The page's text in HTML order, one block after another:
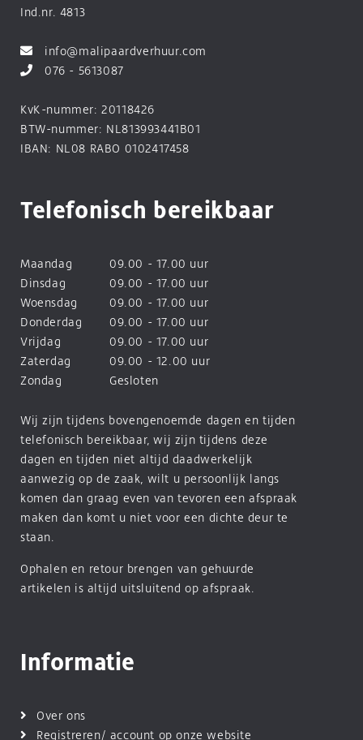
Ind.nr. 4813
info@malipaardverhuur.com
076 - 5613087
KvK-nummer: 20118426
BTW-nummer: NL813993441B01
IBAN: NL08 RABO 0102417458
Telefonisch bereikbaar
Maandag
09.00 - 17.00 uur
Dinsdag
09.00 - 17.00 uur
Woensdag
09.00 - 17.00 uur
Donderdag
09.00 - 17.00 uur
Vrijdag
09.00 - 17.00 uur
Zaterdag
09.00 - 12.00 uur
Zondag
Gesloten
Wij zijn tijdens bovengenoemde dagen en tijden
telefonisch bereikbaar, wij zijn tijdens deze
dagen en tijden niet altijd daadwerkelijk
aanwezig op de zaak, wilt u persoonlijk langs
komen dan graag even van tevoren een afspraak
maken dan komt u niet voor een dichte deur te
staan.
Ophalen en retour brengen van gehuurde
artikelen is altijd uitsluitend op afspraak.
Informatie
Over ons
Registreren/ account op onze website